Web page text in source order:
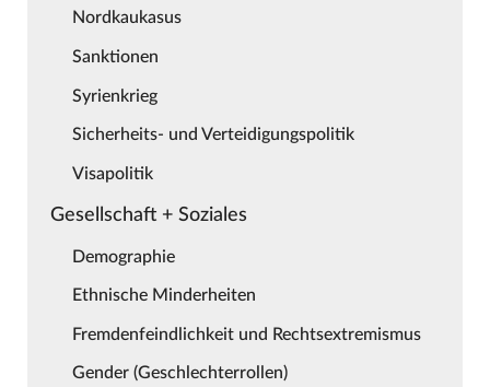
Nordkaukasus
Sanktionen
Syrienkrieg
Sicherheits- und Verteidigungspolitik
Visapolitik
Gesellschaft + Soziales
Demographie
Ethnische Minderheiten
Fremdenfeindlichkeit und Rechtsextremismus
Gender (Geschlechterrollen)